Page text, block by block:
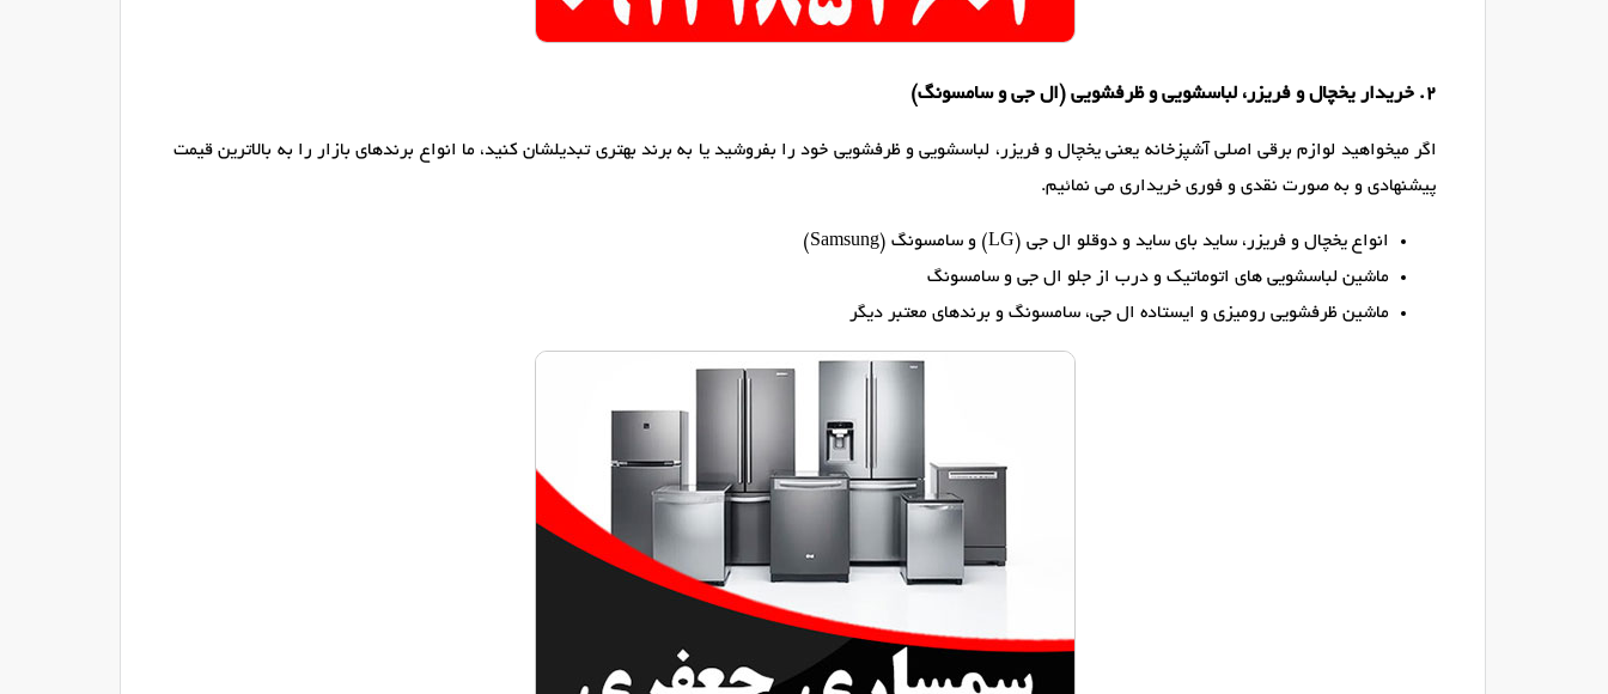
2. خریدار یخچال و فریزر، لباسشویی و ظرفشویی (ال جی و سامسونگ)
اگر میخواهید لوازم برقی اصلی آشپزخانه یعنی یخچال و فریزر، لباسشویی و ظرفشویی خود را بفروشید یا به برند بهتری تبدیلشان کنید، ما انواع برندهای بازار را به بالاترین قیمت
پیشنهادی و به صورت نقدی و فوری خریداری می نمائیم.
انواع یخچال و فریزر، ساید بای ساید و دوقلو ال جی (LG) و سامسونگ (Samsung)
ماشین لباسشویی های اتوماتیک و درب از جلو ال جی و سامسونگ
ماشین ظرفشویی رومیزی و ایستاده ال جی، سامسونگ و برندهای معتبر دیگر